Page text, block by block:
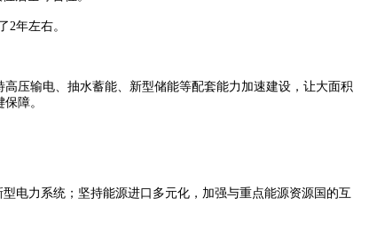
年左右。
压输电、抽水蓄能、新型储能等配套能力加速建设，让大面积
障。
力系统；坚持能源进口多元化，加强与重点能源资源国的互